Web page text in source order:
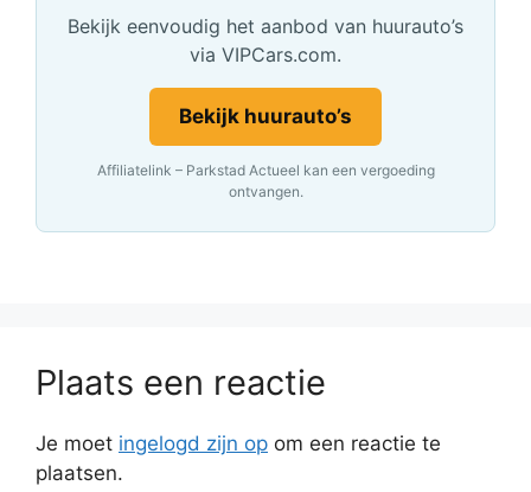
Bekijk eenvoudig het aanbod van huurauto’s
via VIPCars.com.
Bekijk huurauto’s
Affiliatelink – Parkstad Actueel kan een vergoeding
ontvangen.
Plaats een reactie
Je moet ingelogd zijn op om een reactie te
plaatsen.